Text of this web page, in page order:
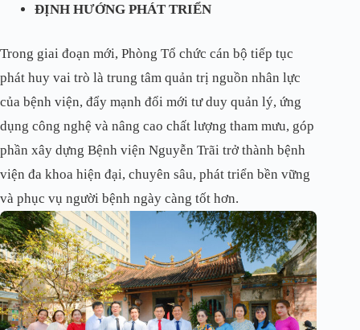
ĐỊNH HƯỚNG PHÁT TRIỂN
Trong giai đoạn mới, Phòng Tổ chức cán bộ tiếp tục
phát huy vai trò là trung tâm quản trị nguồn nhân lực
của bệnh viện, đẩy mạnh đổi mới tư duy quản lý, ứng
dụng công nghệ và nâng cao chất lượng tham mưu, góp
phần xây dựng Bệnh viện Nguyễn Trãi trở thành bệnh
viện đa khoa hiện đại, chuyên sâu, phát triển bền vững
và phục vụ người bệnh ngày càng tốt hơn.